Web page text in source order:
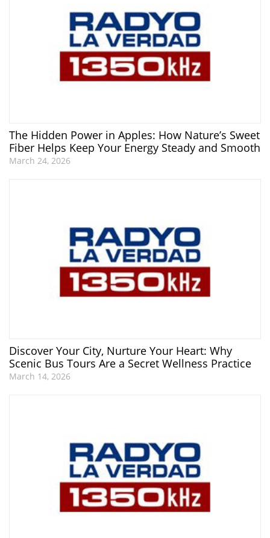
The Hidden Power in Apples: How Nature’s Sweet
Fiber Helps Keep Your Energy Steady and Smooth
March 24, 2026
Discover Your City, Nurture Your Heart: Why
Scenic Bus Tours Are a Secret Wellness Practice
March 14, 2026